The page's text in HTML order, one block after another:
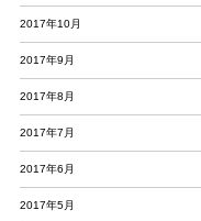
2017年10月
2017年9月
2017年8月
2017年7月
2017年6月
2017年5月